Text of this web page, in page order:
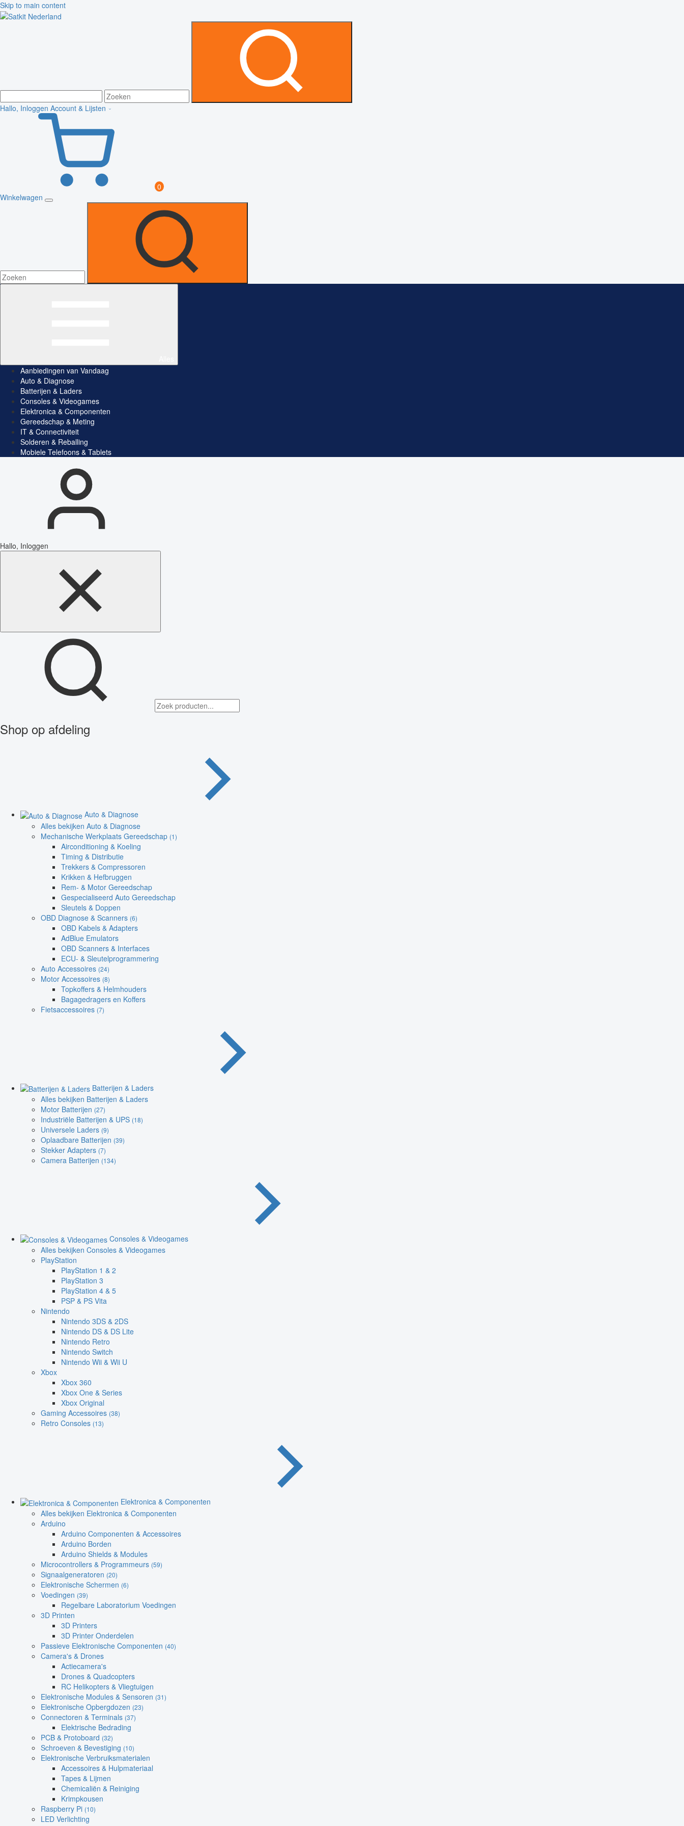
Skip to main content
Hallo, Inloggen Account & Lijsten
0
Winkelwagen
Aanbiedingen van Vandaag
Auto & Diagnose
Batterijen & Laders
Consoles & Videogames
Elektronica & Componenten
Gereedschap & Meting
IT & Connectiviteit
Solderen & Reballing
Mobiele Telefoons & Tablets
Hallo, Inloggen
Shop op afdeling
Auto & Diagnose
Alles bekijken Auto & Diagnose
Mechanische Werkplaats Gereedschap (1)
Airconditioning & Koeling
Timing & Distributie
Trekkers & Compressoren
Krikken & Hefbruggen
Rem- & Motor Gereedschap
Gespecialiseerd Auto Gereedschap
Sleutels & Doppen
OBD Diagnose & Scanners (6)
OBD Kabels & Adapters
AdBlue Emulators
OBD Scanners & Interfaces
ECU- & Sleutelprogrammering
Auto Accessoires (24)
Motor Accessoires (8)
Topkoffers & Helmhouders
Bagagedragers en Koffers
Fietsaccessoires (7)
Batterijen & Laders
Alles bekijken Batterijen & Laders
Motor Batterijen (27)
Industriële Batterijen & UPS (18)
Universele Laders (9)
Oplaadbare Batterijen (39)
Stekker Adapters (7)
Camera Batterijen (134)
Consoles & Videogames
Alles bekijken Consoles & Videogames
PlayStation
PlayStation 1 & 2
PlayStation 3
PlayStation 4 & 5
PSP & PS Vita
Nintendo
Nintendo 3DS & 2DS
Nintendo DS & DS Lite
Nintendo Retro
Nintendo Switch
Nintendo Wii & Wii U
Xbox
Xbox 360
Xbox One & Series
Xbox Original
Gaming Accessoires (38)
Retro Consoles (13)
Elektronica & Componenten
Alles bekijken Elektronica & Componenten
Arduino
Arduino Componenten & Accessoires
Arduino Borden
Arduino Shields & Modules
Microcontrollers & Programmeurs (59)
Signaalgeneratoren (20)
Elektronische Schermen (6)
Voedingen (39)
Regelbare Laboratorium Voedingen
3D Printen
3D Printers
3D Printer Onderdelen
Passieve Elektronische Componenten (40)
Camera's & Drones
Actiecamera's
Drones & Quadcopters
RC Helikopters & Vliegtuigen
Elektronische Modules & Sensoren (31)
Elektronische Opbergdozen (23)
Connectoren & Terminals (37)
Elektrische Bedrading
PCB & Protoboard (32)
Schroeven & Bevestiging (10)
Elektronische Verbruiksmaterialen
Accessoires & Hulpmateriaal
Tapes & Lijmen
Chemicaliën & Reiniging
Krimpkousen
Raspberry Pi (10)
LED Verlichting